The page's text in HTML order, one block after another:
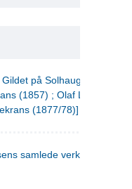
på Solhaug (1883) ;
(1857) ; Olaf Liljekrans
(1877/78)]
samlede verker. 3